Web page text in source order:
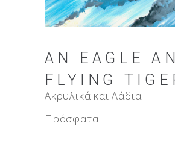
AN EAGLE
FLYING
Ακρυλικά και Λάδια
Πρόσφατα